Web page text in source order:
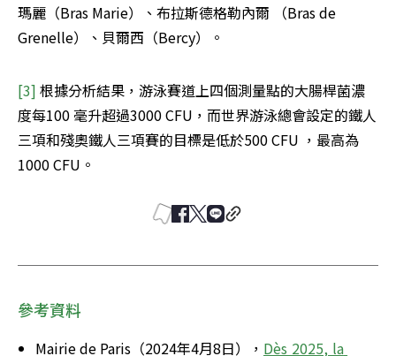
瑪麗（Bras Marie）、布拉斯德格勒內爾 （Bras de
Grenelle）、貝爾西（Bercy）。
[3] 根據分析結果，游泳賽道上四個測量點的大腸桿菌濃
度每100 毫升超過3000 CFU，而世界游泳總會設定的鐵人
三項和殘奧鐵人三項賽的目標是低於500 CFU ，最高為
1000 CFU。
參考資料
Mairie de Paris（2024年4月8日）， Dès 2025, la